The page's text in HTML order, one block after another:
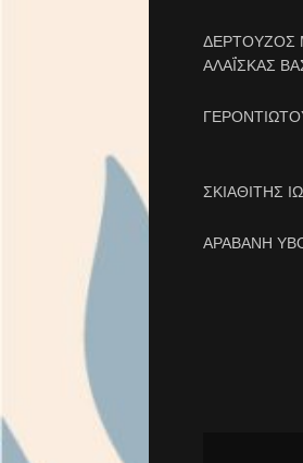
ΔΕΡΤΟΥΖΟΣ
ΑΛΑΪ́ΣΚΑΣ
ΣΚΙΑΘΙΤΗΣ
ΑΡΑΒΑΝΗ